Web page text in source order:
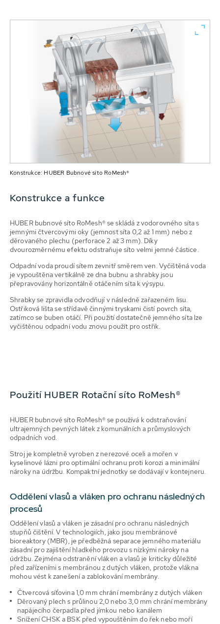
Konstrukce: HUBER Bubnové síto RoMesh®
Konstrukce a funkce
HUBER bubnové síto RoMesh® se skládá z vodorovného síta s
jemnými čtvercovými oky (jemnost síta 0,2 až 1 mm) nebo z
děrovaného plechu (perforace 2 až 3 mm). Díky
dvourozměrnému efektu odstraňuje síto velmi jemné částice.
Odpadní voda proudí sítem zevnitř směrem ven. Vyčištěná voda
je vypouštěna vertikálně ze dna bubnu a shrabky jsou
přepravovány horizontálně otáčením síta k výsypu.
Shrabky se zpravidla odvodňují v následně zařazeném lisu.
Ostřiková lišta se střídavě činnými tryskami čistí povrch síta,
zatímco se buben otáčí. Při použití dostatečně jemného síta lze
vyčištěnou odpadní vodu znovu použít pro ostřik.
Použití HUBER Rotační síto RoMesh®
HUBER bubnové síto RoMesh® se používá k odstraňování
ultrajemných pevných látek z komunálních a průmyslových
odpadních vod.
Stroj je kompletně vyroben z nerezové oceli a mořen v
kyselinové lázni pro optimální ochranu proti korozi a minimální
nároky na údržbu. Kompaktní jednotky se dodávají v kontejneru.
Oddělení vlasů a vláken pro ochranu následných
procesů
Oddělení vlasů a vláken je zásadní pro ochranu následných
stupňů čištění. V technologiích, jako jsou membránové
bioreaktory (MBR), je předběžná separace jemného materiálu
zásadní pro zajištění hladkého provozu s nízkými nároky na
údržbu. Zejména odstranění vláken a vlasů je kriticky důležité
před zařízeními s membránou z dutých vláken, protože vlákna
mohou vést k zanešení a zablokování membrány.
Čtvercová síťovina 1,0 mm chrání membrány z dutých vláken
Děrovaný plech s průlinou 2,0 nebo 3,0 mm chrání membrány
napájecího čerpadla před jímkou nebo kanálem
Snížení CHSK a BSK před vypouštěním do řek nebo moří